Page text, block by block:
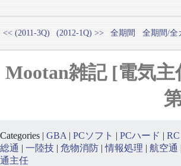
<< (2011-3Q) (2012-1Q) >> 全期間 全期間/全
Mootan雑記 [電気主
Categories | GBA | PCソフト | PCハード | RC
総通 | 一陸技 | 危物消防 |情報処理 | 航空通
通主任